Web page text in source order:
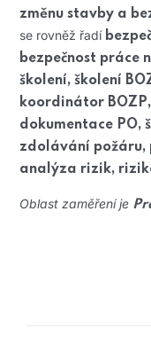
změnu stavby a
se rovněž řadí
bezpečnost práce
školení, školení
koordinátor
dokumentace PO,
zdolávání požáru,
analýza rizik,
Oblast zaměření je